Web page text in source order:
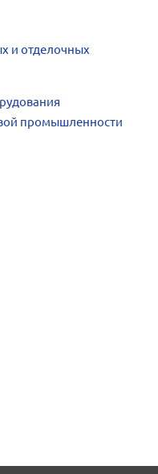
и отделочных
промышленности